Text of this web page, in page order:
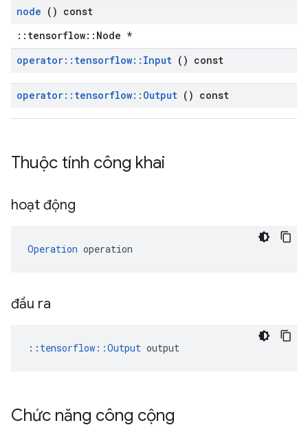
node () const
::tensorflow::Node *
operator:: tensorflow:: Input () const
operator:: tensorflow:: Output () const
Thuộc tính công khai
hoạt động
Operation operation
đầu ra
:: tensorflow::Output output
Chức năng công cộng